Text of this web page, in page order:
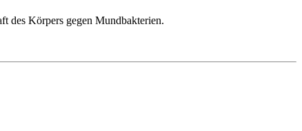
des Körpers gegen Mundbakterien.